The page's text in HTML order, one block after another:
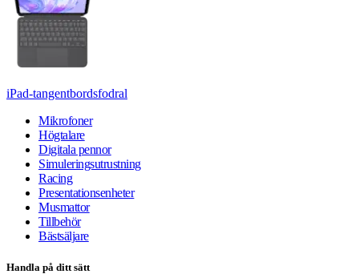
iPad-tangentbordsfodral
Mikrofoner
Högtalare
Digitala pennor
Simuleringsutrustning
Racing
Presentationsenheter
Musmattor
Tillbehör
Bästsäljare
Handla på ditt sätt